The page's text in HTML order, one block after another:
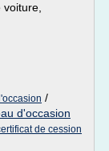
/
d'occasion
de cession